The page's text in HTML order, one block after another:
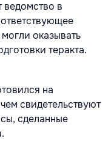
в
оказывать
теракта.
на
свидетельствуют
сделанные